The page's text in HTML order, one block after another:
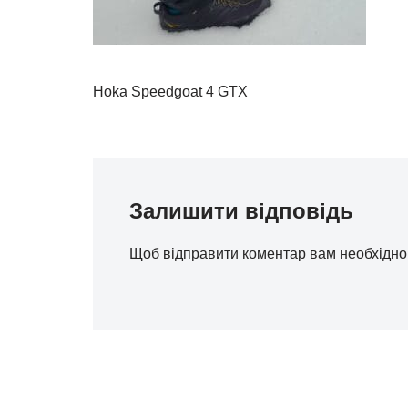
Hoka Speedgoat 4 GTX
Залишити відповідь
Щоб відправити коментар вам